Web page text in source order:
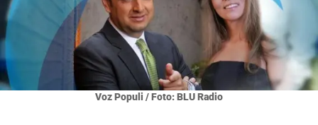
Voz Populi / Foto: BLU Radio